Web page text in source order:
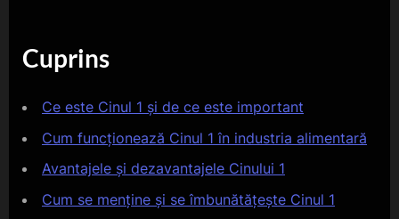
Cuprins
Ce este Cinul 1 și de ce este important
Cum funcționează Cinul 1 în industria alimentară
Avantajele și dezavantajele Cinului 1
Cum se menține și se îmbunătățește Cinul 1